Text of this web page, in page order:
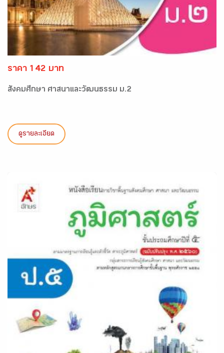
ราคา 142 บาท
สังคมศึกษา ศาสนาและวัฒนธรรม ม.2
ดูรายละเอียด